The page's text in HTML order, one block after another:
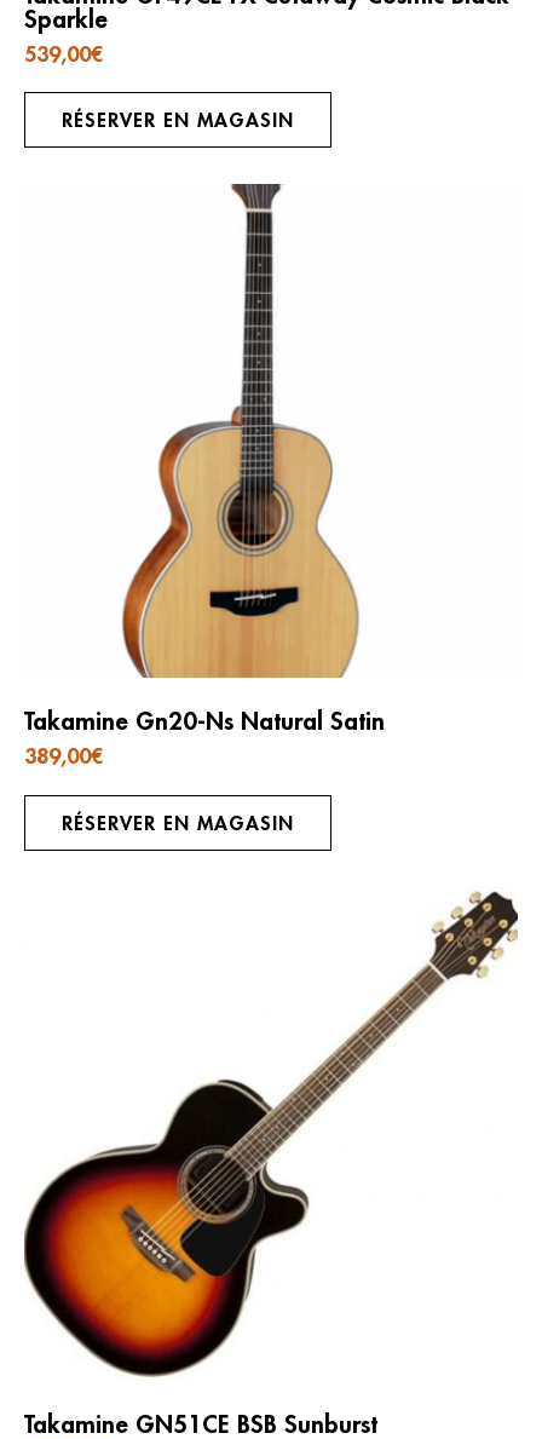
Sparkle
539,00€
RÉSERVER EN MAGASIN
Takamine Gn20-Ns Natural Satin
389,00€
RÉSERVER EN MAGASIN
Takamine GN51CE BSB Sunburst